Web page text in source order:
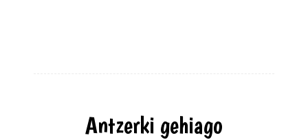
Antzerki gehiago